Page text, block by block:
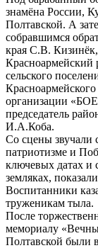
знамёна России,
Полтавской. А
собравшимся
края С.В.
Красноармейский
сельского
организации
председатель
И.А.Коба.
Со сцены звучали
патриотизме и
ключевых датах и
земляках,
Воспитанники
труженикам тыла.
После
мемориалу
Полтавской были